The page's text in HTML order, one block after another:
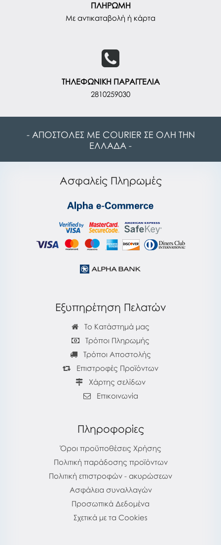
ΠΛΗΡΩΜΗ
Με αντικαταβολή ή κάρτα
ΤΗΛΕΦΩΝΙΚΗ ΠΑΡΑΓΓΕΛΙΑ
2810259030
- ΑΠΟΣΤΟΛΕΣ ΜΕ COURIER ΣΕ ΟΛΗ ΤΗΝ
ΕΛΛΑΔΑ -
Ασφαλείς Πληρωμές
Εξυπηρέτηση Πελατών
Το Κατάστημά μας
Τρόποι Πληρωμής
Τρόποι Αποστολής
Επιστροφές Προϊόντων
Χάρτης σελίδων
Επικοινωνία
Πληροφορίες
Όροι προϋποθέσεις Χρήσης
Πολιτική παράδοσης προϊόντων
Πολιτική επιστροφών - ακυρώσεων
Ασφάλεια συναλλαγών
Προσωπικά Δεδομένα
Σχετικά με τα Cookies